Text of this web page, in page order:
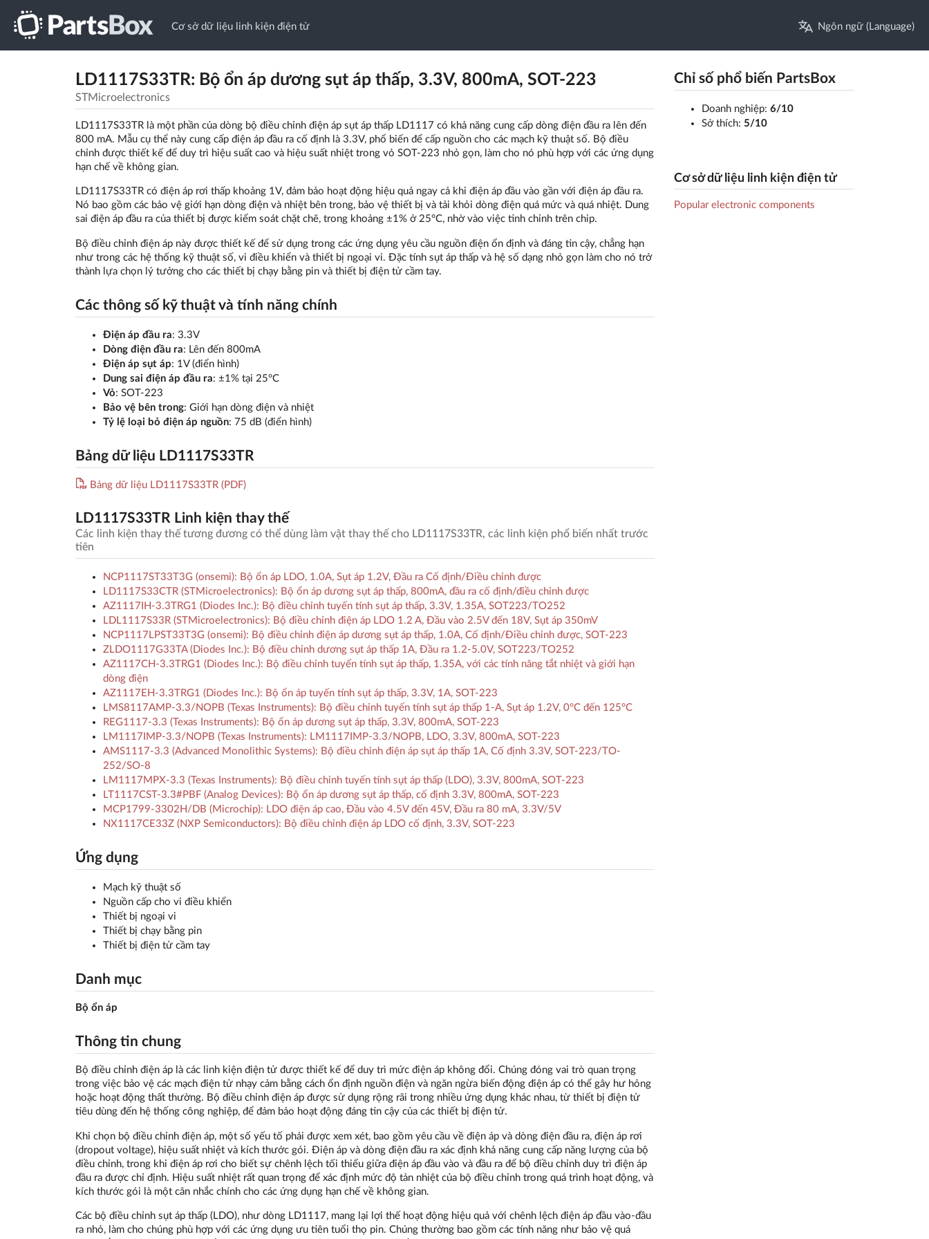
Cơ sở dữ liệu linh kiện điện tử Ngôn ngữ (Language)
LD1117S33TR: Bộ ổn áp dương sụt áp thấp, 3.3V, 800mA, SOT-223
STMicroelectronics
LD1117S33TR là một phần của dòng bộ điều chỉnh điện áp sụt áp thấp LD1117 có khả năng cung cấp dòng điện đầu ra lên đến
800 mA. Mẫu cụ thể này cung cấp điện áp đầu ra cố định là 3.3V, phổ biến để cấp nguồn cho các mạch kỹ thuật số. Bộ điều
chỉnh được thiết kế để duy trì hiệu suất cao và hiệu suất nhiệt trong vỏ SOT-223 nhỏ gọn, làm cho nó phù hợp với các ứng dụng
hạn chế về không gian.
LD1117S33TR có điện áp rơi thấp khoảng 1V, đảm bảo hoạt động hiệu quả ngay cả khi điện áp đầu vào gần với điện áp đầu ra.
Nó bao gồm các bảo vệ giới hạn dòng điện và nhiệt bên trong, bảo vệ thiết bị và tải khỏi dòng điện quá mức và quá nhiệt. Dung
sai điện áp đầu ra của thiết bị được kiểm soát chặt chẽ, trong khoảng ±1% ở 25°C, nhờ vào việc tinh chỉnh trên chip.
Bộ điều chỉnh điện áp này được thiết kế để sử dụng trong các ứng dụng yêu cầu nguồn điện ổn định và đáng tin cậy, chẳng hạn
như trong các hệ thống kỹ thuật số, vi điều khiển và thiết bị ngoại vi. Đặc tính sụt áp thấp và hệ số dạng nhỏ gọn làm cho nó trở
thành lựa chọn lý tưởng cho các thiết bị chạy bằng pin và thiết bị điện tử cầm tay.
Các thông số kỹ thuật và tính năng chính
Điện áp đầu ra: 3.3V
Dòng điện đầu ra: Lên đến 800mA
Điện áp sụt áp: 1V (điển hình)
Dung sai điện áp đầu ra: ±1% tại 25°C
Vỏ: SOT-223
Bảo vệ bên trong: Giới hạn dòng điện và nhiệt
Tỷ lệ loại bỏ điện áp nguồn: 75 dB (điển hình)
Bảng dữ liệu LD1117S33TR
Bảng dữ liệu LD1117S33TR (PDF)
LD1117S33TR Linh kiện thay thế
Các linh kiện thay thế tương đương có thể dùng làm vật thay thế cho LD1117S33TR, các linh kiện phổ biến nhất trước
tiên
NCP1117ST33T3G (onsemi): Bộ ổn áp LDO, 1.0A, Sụt áp 1.2V, Đầu ra Cố định/Điều chỉnh được
LD1117S33CTR (STMicroelectronics): Bộ ổn áp dương sụt áp thấp, 800mA, đầu ra cố định/điều chỉnh được
AZ1117IH-3.3TRG1 (Diodes Inc.): Bộ điều chỉnh tuyến tính sụt áp thấp, 3.3V, 1.35A, SOT223/TO252
LDL1117S33R (STMicroelectronics): Bộ điều chỉnh điện áp LDO 1.2 A, Đầu vào 2.5V đến 18V, Sụt áp 350mV
NCP1117LPST33T3G (onsemi): Bộ điều chỉnh điện áp dương sụt áp thấp, 1.0A, Cố định/Điều chỉnh được, SOT-223
ZLDO1117G33TA (Diodes Inc.): Bộ điều chỉnh dương sụt áp thấp 1A, Đầu ra 1.2-5.0V, SOT223/TO252
AZ1117CH-3.3TRG1 (Diodes Inc.): Bộ điều chỉnh tuyến tính sụt áp thấp, 1.35A, với các tính năng tắt nhiệt và giới hạn
dòng điện
AZ1117EH-3.3TRG1 (Diodes Inc.): Bộ ổn áp tuyến tính sụt áp thấp, 3.3V, 1A, SOT-223
LMS8117AMP-3.3/NOPB (Texas Instruments): Bộ điều chỉnh tuyến tính sụt áp thấp 1-A, Sụt áp 1.2V, 0°C đến 125°C
REG1117-3.3 (Texas Instruments): Bộ ổn áp dương sụt áp thấp, 3.3V, 800mA, SOT-223
LM1117IMP-3.3/NOPB (Texas Instruments): LM1117IMP-3.3/NOPB, LDO, 3.3V, 800mA, SOT-223
AMS1117-3.3 (Advanced Monolithic Systems): Bộ điều chỉnh điện áp sụt áp thấp 1A, Cố định 3.3V, SOT-223/TO-
252/SO-8
LM1117MPX-3.3 (Texas Instruments): Bộ điều chỉnh tuyến tính sụt áp thấp (LDO), 3.3V, 800mA, SOT-223
LT1117CST-3.3#PBF (Analog Devices): Bộ ổn áp dương sụt áp thấp, cố định 3.3V, 800mA, SOT-223
MCP1799-3302H/DB (Microchip): LDO điện áp cao, Đầu vào 4.5V đến 45V, Đầu ra 80 mA, 3.3V/5V
NX1117CE33Z (NXP Semiconductors): Bộ điều chỉnh điện áp LDO cố định, 3.3V, SOT-223
Ứng dụng
Mạch kỹ thuật số
Nguồn cấp cho vi điều khiển
Thiết bị ngoại vi
Thiết bị chạy bằng pin
Thiết bị điện tử cầm tay
Danh mục
Bộ ổn áp
Thông tin chung
Bộ điều chỉnh điện áp là các linh kiện điện tử được thiết kế để duy trì mức điện áp không đổi. Chúng đóng vai trò quan trọng
trong việc bảo vệ các mạch điện tử nhạy cảm bằng cách ổn định nguồn điện và ngăn ngừa biến động điện áp có thể gây hư hỏng
hoặc hoạt động thất thường. Bộ điều chỉnh điện áp được sử dụng rộng rãi trong nhiều ứng dụng khác nhau, từ thiết bị điện tử
tiêu dùng đến hệ thống công nghiệp, để đảm bảo hoạt động đáng tin cậy của các thiết bị điện tử.
Khi chọn bộ điều chỉnh điện áp, một số yếu tố phải được xem xét, bao gồm yêu cầu về điện áp và dòng điện đầu ra, điện áp rơi
(dropout voltage), hiệu suất nhiệt và kích thước gói. Điện áp và dòng điện đầu ra xác định khả năng cung cấp năng lượng của bộ
điều chỉnh, trong khi điện áp rơi cho biết sự chênh lệch tối thiểu giữa điện áp đầu vào và đầu ra để bộ điều chỉnh duy trì điện áp
đầu ra được chỉ định. Hiệu suất nhiệt rất quan trọng để xác định mức độ tản nhiệt của bộ điều chỉnh trong quá trình hoạt động, và
kích thước gói là một cân nhắc chính cho các ứng dụng hạn chế về không gian.
Các bộ điều chỉnh sụt áp thấp (LDO), như dòng LD1117, mang lại lợi thế hoạt động hiệu quả với chênh lệch điện áp đầu vào-đầu
ra nhỏ, làm cho chúng phù hợp với các ứng dụng ưu tiên tuổi thọ pin. Chúng thường bao gồm các tính năng như bảo vệ quá
Chỉ số phổ biến PartsBox
Doanh nghiệp: 6/10
Sở thích: 5/10
Cơ sở dữ liệu linh kiện điện tử
Popular electronic components